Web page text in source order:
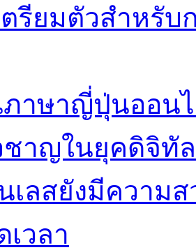
ตรียมตัวสำหรั
ภาษาญี่ปุ่นออน
ชาญในยุคดิจิทัล
เลสยังมีความ
วลา